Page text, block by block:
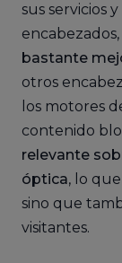
sus servicios
bastante
otros
los motores
contenido
relevante
óptica, lo
sino que
visitantes.